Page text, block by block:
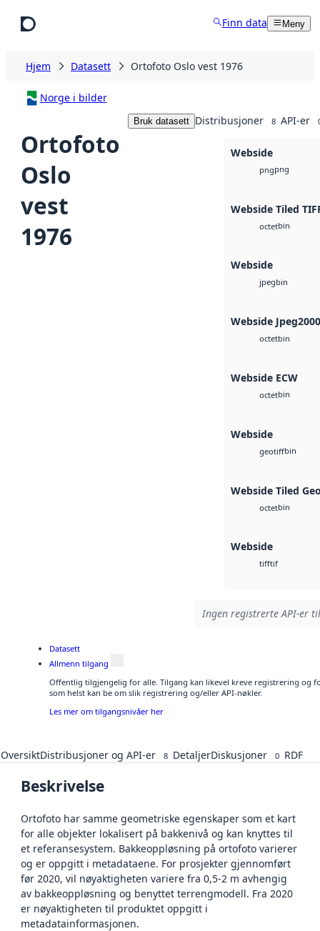
Finn data Meny
Hjem Datasett Ortofoto Oslo vest 1976
Norge i bilder
Ortofoto
Oslo
vest
1976
Bruk datasett Distribusjoner 8 API-er
Webside
pngpng
Webside Tiled
octetbin
Webside
jpegbin
Webside Jpeg2000
octetbin
Webside ECW
octetbin
Webside
geotiffbin
Webside Tiled
octetbin
Webside
tifftif
Ingen registrerte API-er
Datasett
Allmenn tilgang
Offentlig tilgjengelig for alle. Tilgang kan likevel kreve registrering og
som helst kan be om slik registrering og/eller API-nøkler.
Les mer om tilgangsnivåer her
OversiktDistribusjoner og API-er 8 DetaljerDiskusjoner 0 RDF
Beskrivelse
Ortofoto har samme geometriske egenskaper som et kart
for alle objekter lokalisert på bakkenivå og kan knyttes til
et referansesystem. Bakkeoppløsning på ortofoto varierer
og er oppgitt i metadataene. For prosjekter gjennomført
før 2020, vil nøyaktigheten variere fra 0,5-2 m avhengig
av bakkeoppløsning og benyttet terrengmodell. Fra 2020
er nøyaktigheten til produktet oppgitt i
metadatainformasjonen.